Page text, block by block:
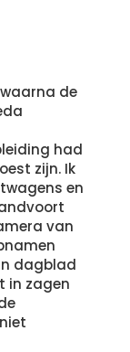
de
had
zijn. Ik
en
van
dagblad
in zagen